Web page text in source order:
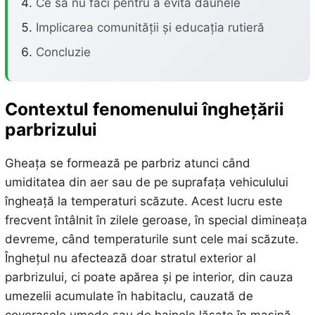
Ce să nu faci pentru a evita daunele
Implicarea comunității și educația rutieră
Concluzie
Contextul fenomenului înghețării
parbrizului
Gheața se formează pe parbriz atunci când
umiditatea din aer sau de pe suprafața vehiculului
îngheață la temperaturi scăzute. Acest lucru este
frecvent întâlnit în zilele geroase, în special dimineața
devreme, când temperaturile sunt cele mai scăzute.
Înghețul nu afectează doar stratul exterior al
parbrizului, ci poate apărea și pe interior, din cauza
umezelii acumulate în habitaclu, cauzată de